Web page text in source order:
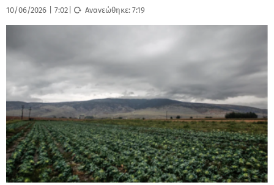
10/06/2026 7:02 Ανανεώθηκε:7:19